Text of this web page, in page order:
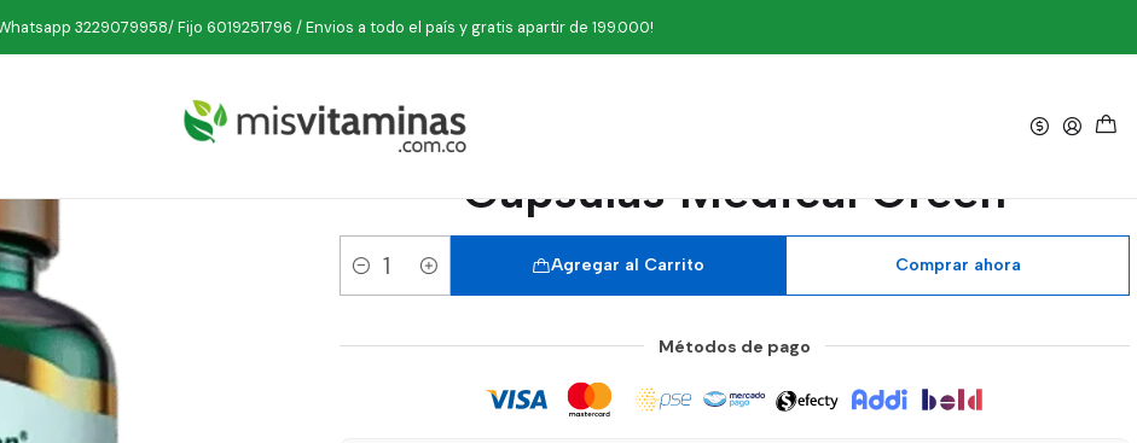
3229079958/ Fijo 6019251796 / Envios a todo el país y gratis apartir de 199.000!
Marcas Medical Green Silymaxi Milk Thistle 300 mg 60 Cápsulas Medical Green
Silymaxi Milk Thistle 300 mg 60
Cápsulas Medical Green
Cantidad
Agregar al Carrito Comprar ahora
Métodos de pago